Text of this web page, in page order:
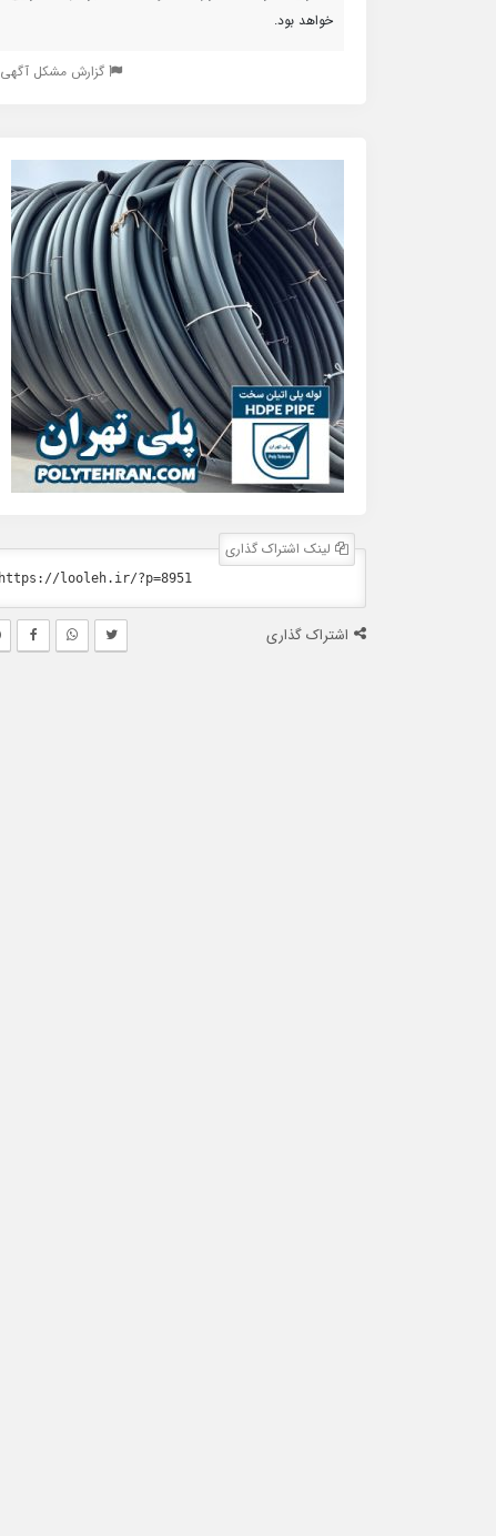
خواهد بود.
گزارش مشکل آگهی
لینک اشتراک گذاری
اشتراک گذاری